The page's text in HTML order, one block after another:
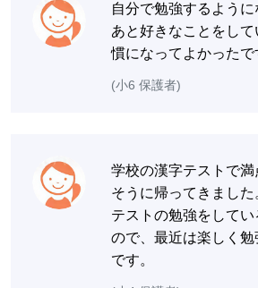
自分で勉強するよう
あと好きなことをし
慣になってよかったで
(小6 保護者)
学校の漢字テストで
そうに帰ってきまし
テストの勉強をして
ので、最近は楽しく勉
です。